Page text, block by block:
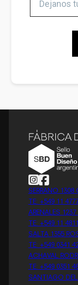
Follow us on
Follow us
SERRANO 1308
TE: +549 11
ARENALES
TE: +549 11
SALTA 1355
TE: +549 0341
ACHAVAL
TE: +549 0351
SANTIAGO